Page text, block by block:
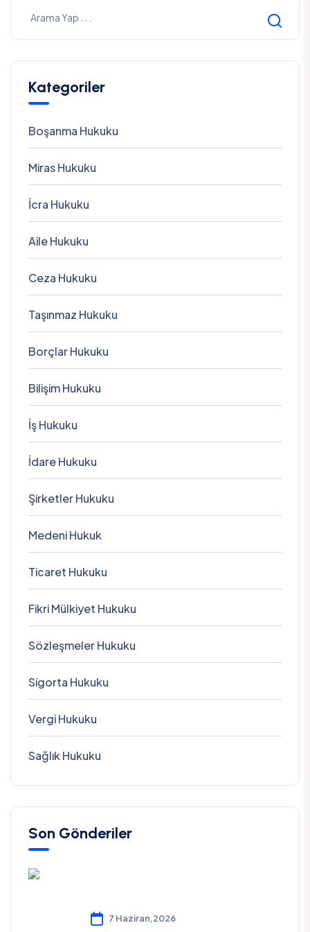
Kategoriler
Boşanma Hukuku
Miras Hukuku
İcra Hukuku
Aile Hukuku
Ceza Hukuku
Taşınmaz Hukuku
Borçlar Hukuku
Bilişim Hukuku
İş Hukuku
İdare Hukuku
Şirketler Hukuku
Medeni Hukuk
Ticaret Hukuku
Fikri Mülkiyet Hukuku
Sözleşmeler Hukuku
Sigorta Hukuku
Vergi Hukuku
Sağlık Hukuku
Son Gönderiler
7 Haziran,2026